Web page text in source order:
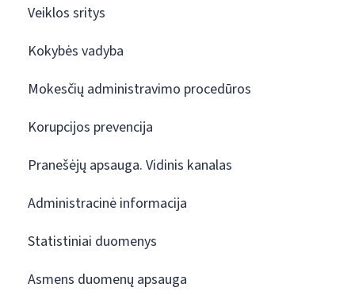
Veiklos sritys
Kokybės vadyba
Mokesčių administravimo procedūros
Korupcijos prevencija
Pranešėjų apsauga. Vidinis kanalas
Administracinė informacija
Statistiniai duomenys
Asmens duomenų apsauga